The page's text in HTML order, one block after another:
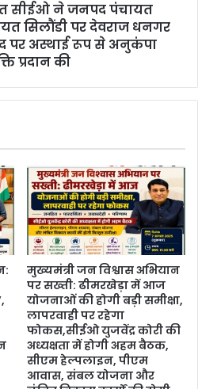
सीईओ ने जनपद पंचायत
सिलौंडी पर देवराज धनगर
पर अस्थाई रूप से अनुकंपा
प्रदान की
मुख्यमंत्री जन विश्वास अभियान
पर सख्ती: ढीमरखेड़ा में आज
योजनाओं की होगी बड़ी समीक्षा,
लापरवाही पर रहेगा
फोकस,सीईओ युजवेंद्र कोरी की
अध्यक्षता में होगी अहम बैठक,
सीएम हेल्पलाइन, पीएम
आवास, संबल योजना और